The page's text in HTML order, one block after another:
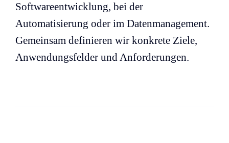
Softwareentwicklung, bei der
Automatisierung oder im Datenmanagement.
Gemeinsam definieren wir konkrete Ziele,
Anwendungsfelder und Anforderungen.